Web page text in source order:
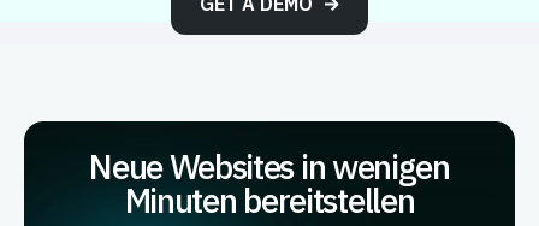
Neue Websites in wenigen
Minuten bereitstellen